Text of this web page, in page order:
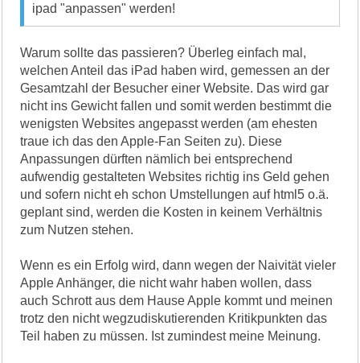
ipad "anpassen" werden!
Warum sollte das passieren? Überleg einfach mal,
welchen Anteil das iPad haben wird, gemessen an der
Gesamtzahl der Besucher einer Website. Das wird gar
nicht ins Gewicht fallen und somit werden bestimmt die
wenigsten Websites angepasst werden (am ehesten
traue ich das den Apple-Fan Seiten zu). Diese
Anpassungen dürften nämlich bei entsprechend
aufwendig gestalteten Websites richtig ins Geld gehen
und sofern nicht eh schon Umstellungen auf html5 o.ä.
geplant sind, werden die Kosten in keinem Verhältnis
zum Nutzen stehen.
Wenn es ein Erfolg wird, dann wegen der Naivität vieler
Apple Anhänger, die nicht wahr haben wollen, dass
auch Schrott aus dem Hause Apple kommt und meinen
trotz den nicht wegzudiskutierenden Kritikpunkten das
Teil haben zu müssen. Ist zumindest meine Meinung.